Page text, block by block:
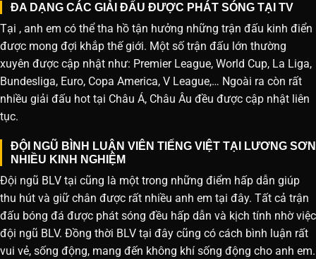
ĐA DẠNG CÁC GIẢI ĐẤU ĐƯỢC PHÁT SÓNG TẠI TV
Tại , anh em có thể tha hồ tận hưởng những trận đấu kinh điển
được mong đợi khắp thế giới. Một số trận đấu lớn thường
xuyên được cập nhật như: Premier League, World Cup, La Liga,
Bundesliga, Euro, Copa America, V League,… Ngoài ra còn rất
nhiều giải đấu hot tại Châu Á, Châu Âu đều được cập nhật liên
tục.
ĐỘI NGŨ BÌNH LUẬN VIÊN TIẾNG VIỆT TẠI LƯƠNG SƠN
NHIỀU KINH NGHIỆM
Đội ngũ BLV tại cũng là một trong những điểm hấp dẫn giúp
thu hút và giữ chân được rất nhiều anh em tại đây. Tất cả trận
đấu bóng đá được phát sóng đều hấp dẫn và kịch tính nhờ việc
đội ngũ BLV. Đồng thời BLV tại đây cũng có cách bình luận rất
vui vẻ, sống động, mang đến không khí sống động cho anh em.